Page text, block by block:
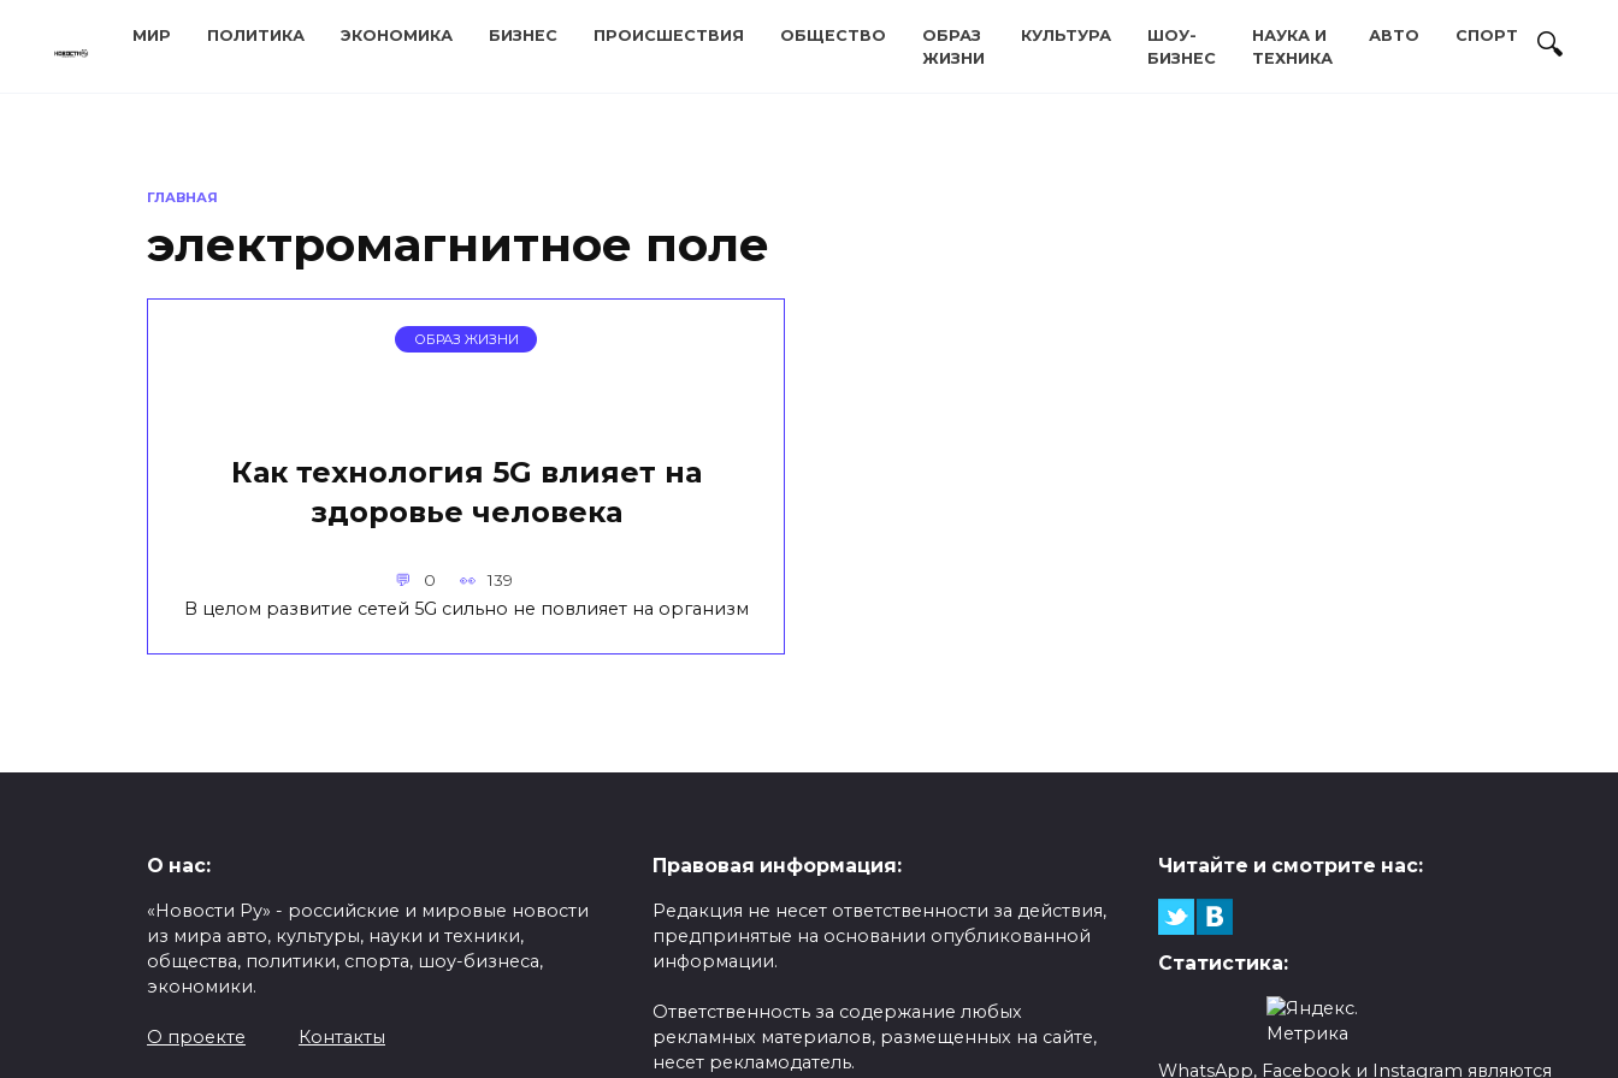
МИР ПОЛИТИКА ЭКОНОМИКА БИЗНЕС ПРОИСШЕСТВИЯ ОБЩЕСТВО
ОБРАЗ
ЖИЗНИ
КУЛЬТУРА
ШОУ-
БИЗНЕС
НАУКА И
ТЕХНИКА
АВТО СПОРТ
ГЛАВНАЯ
электромагнитное поле
ОБРАЗ ЖИЗНИ
Как технология 5G влияет на
здоровье человека
0 139
В целом развитие сетей 5G сильно не повлияет на организм
О нас:
«Новости Ру» - российские и мировые новости
из мира авто, культуры, науки и техники,
общества, политики, спорта, шоу-бизнеса,
экономики.
О проекте Контакты
Правовая информация:
Редакция не несет ответственности за действия,
предпринятые на основании опубликованной
информации.
Ответственность за содержание любых
рекламных материалов, размещенных на сайте,
несет рекламодатель.
Читайте и смотрите нас:
Статистика:
WhatsApp, Facebook и Instagram являются